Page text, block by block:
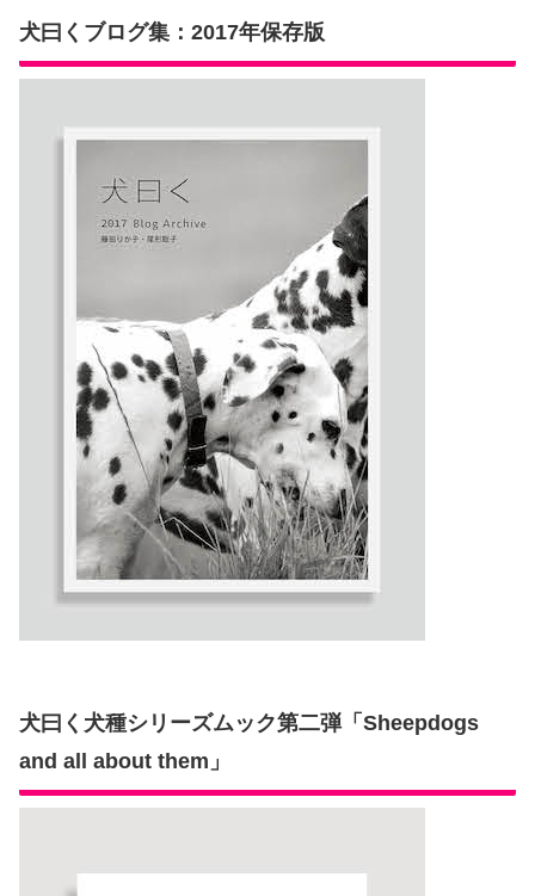
犬曰くブログ集：2017年保存版
犬曰く犬種シリーズムック第二弾「Sheepdogs
and all about them」